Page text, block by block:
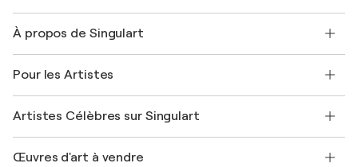
Expédition
Offrir une carte cadeau
Rejoignez notre programme commercial
Mon compte
+33 1 76 44 06 42
À propos de Singulart
FAQ
Magazine Singulart
Emplois
Découvrez une sélection d'art original
Pour les Artistes
Se connecter en tant qu'Artiste
Artistes Célèbres sur Singulart
Marc Chagall
Œuvres d'art à vendre